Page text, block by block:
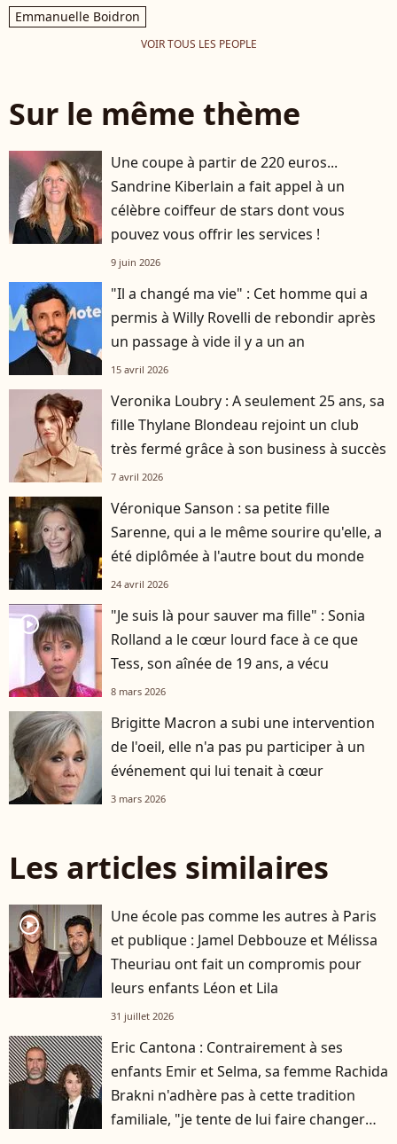
Emmanuelle Boidron
VOIR TOUS LES PEOPLE
Sur le même thème
Une coupe à partir de 220 euros...
Sandrine Kiberlain a fait appel à un
célèbre coiffeur de stars dont vous
pouvez vous offrir les services !
9 juin 2026
"Il a changé ma vie" : Cet homme qui a
permis à Willy Rovelli de rebondir après
un passage à vide il y a un an
15 avril 2026
Veronika Loubry : A seulement 25 ans, sa
fille Thylane Blondeau rejoint un club
très fermé grâce à son business à succès
7 avril 2026
Véronique Sanson : sa petite fille
Sarenne, qui a le même sourire qu'elle, a
été diplômée à l'autre bout du monde
24 avril 2026
player2
"Je suis là pour sauver ma fille" : Sonia
Rolland a le cœur lourd face à ce que
Tess, son aînée de 19 ans, a vécu
8 mars 2026
Brigitte Macron a subi une intervention
de l'oeil, elle n'a pas pu participer à un
événement qui lui tenait à cœur
3 mars 2026
Les articles similaires
player2
Une école pas comme les autres à Paris
et publique : Jamel Debbouze et Mélissa
Theuriau ont fait un compromis pour
leurs enfants Léon et Lila
31 juillet 2026
Eric Cantona : Contrairement à ses
enfants Emir et Selma, sa femme Rachida
Brakni n'adhère pas à cette tradition
familiale, "je tente de lui faire changer